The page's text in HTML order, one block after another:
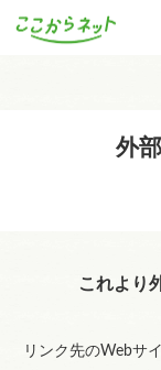
外
これより
リンク先のWebサ